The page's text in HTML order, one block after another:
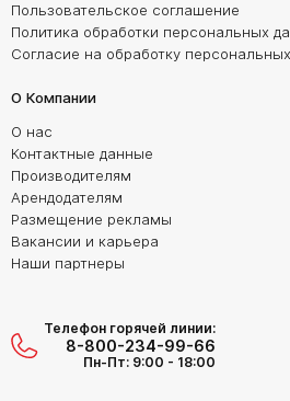
Пользовательское соглашение
Политика обработки персональных
Согласие на обработку
О Компании
О нас
Контактные данные
Производителям
Арендодателям
Размещение рекламы
Вакансии и карьера
Наши партнеры
Телефон горячей линии:
8-800-234-99-66
Пн-Пт: 9:00 - 18:00